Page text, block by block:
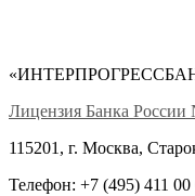
Лицензия Банка России
115201, г. Москва,
Телефон: +7 (495) 411 00